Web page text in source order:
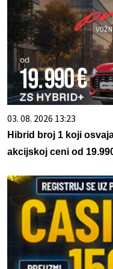
03. 08. 2026 13:23
Hibrid broj 1 koji
akcijskoj ceni od